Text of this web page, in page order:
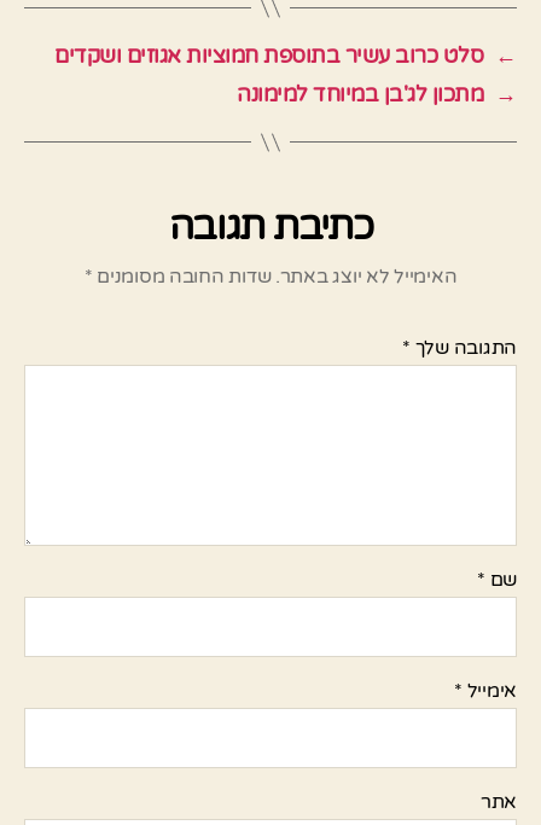
← סלט כרוב עשיר בתוספת חמוציות אגוזים ושקדים
→ מתכון לג'בן במיוחד למימונה
כתיבת תגובה
האימייל לא יוצג באתר. שדות החובה מסומנים *
התגובה שלך *
שם *
אימייל *
אתר